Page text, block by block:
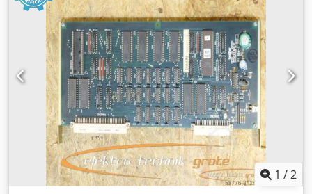
de la máquina: aprox. 2000 kg, incluye manual. Inspección
posible previa cita. Credpfx Aex Ecu Ejfuof
1 /2